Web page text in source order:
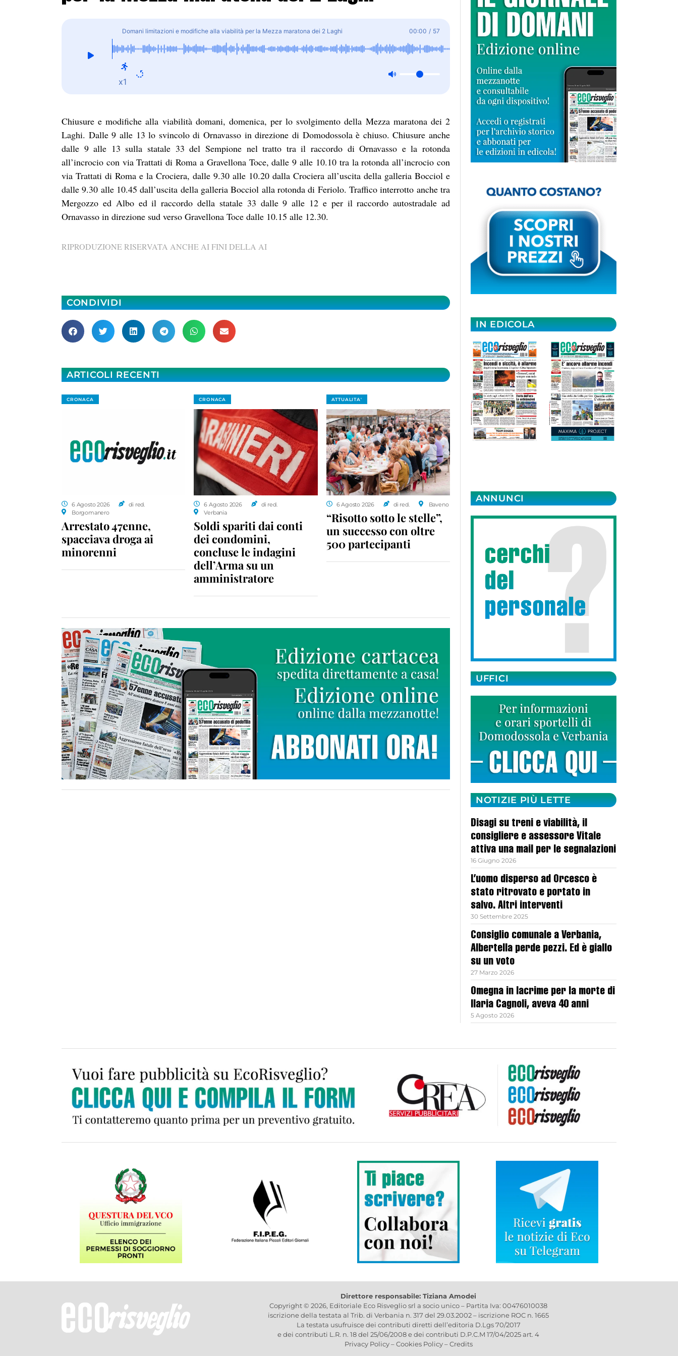
Domani limitazioni e modifiche alla viabilità per la Mezza maratona dei 2 Laghi 00:00 / 57
x1
Chiusure e modifiche alla viabilità domani, domenica, per lo svolgimento della Mezza maratona dei 2
Laghi. Dalle 9 alle 13 lo svincolo di Ornavasso in direzione di Domodossola è chiuso. Chiusure anche
dalle 9 alle 13 sulla statale 33 del Sempione nel tratto tra il raccordo di Ornavasso e la rotonda
all’incrocio con via Trattati di Roma a Gravellona Toce, dalle 9 alle 10.10 tra la rotonda all’incrocio con
via Trattati di Roma e la Crociera, dalle 9.30 alle 10.20 dalla Crociera all’uscita della galleria Bocciol e
dalle 9.30 alle 10.45 dall’uscita della galleria Bocciol alla rotonda di Feriolo. Traffico interrotto anche tra
Mergozzo ed Albo ed il raccordo della statale 33 dalle 9 alle 12 e per il raccordo autostradale ad
Ornavasso in direzione sud verso Gravellona Toce dalle 10.15 alle 12.30.
RIPRODUZIONE RISERVATA ANCHE AI FINI DELLA AI
CONDIVIDI
ARTICOLI RECENTI
CRONACA
6 Agosto 2026
di red.
Borgomanero
Arrestato 47enne,
spacciava droga ai
minorenni
CRONACA
6 Agosto 2026
di red.
Verbania
Soldi spariti dai conti
dei condomini,
concluse le indagini
dell’Arma su un
amministratore
ATTUALITA'
6 Agosto 2026 di red. Baveno
“Risotto sotto le stelle”,
un successo con oltre
500 partecipanti
IN EDICOLA
ANNUNCI
UFFICI
NOTIZIE PIÙ LETTE
Disagi su treni e viabilità, il
consigliere e assessore Vitale
attiva una mail per le segnalazioni
16 Giugno 2026
L’uomo disperso ad Orcesco è
stato ritrovato e portato in
salvo. Altri interventi
30 Settembre 2025
Consiglio comunale a Verbania,
Albertella perde pezzi. Ed è giallo
su un voto
27 Marzo 2026
Omegna in lacrime per la morte di
Ilaria Cagnoli, aveva 40 anni
5 Agosto 2026
Direttore responsabile: Tiziana Amodei
Copyright © 2026, Editoriale Eco Risveglio srl a socio unico – Partita Iva: 00476010038
iscrizione della testata al Trib. di Verbania n. 317 del 29.03.2002 – iscrizione ROC n. 1665
La testata usufruisce dei contributi diretti dell’editoria D.Lgs 70/2017
e dei contributi L.R. n. 18 del 25/06/2008 e dei contributi D.P.C.M 17/04/2025 art. 4
Privacy Policy–Cookies Policy–Credits